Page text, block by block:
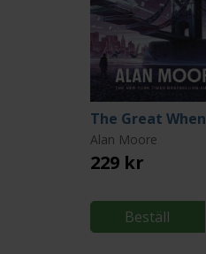
The Great When
Alan Moore
229 kr
Beställ